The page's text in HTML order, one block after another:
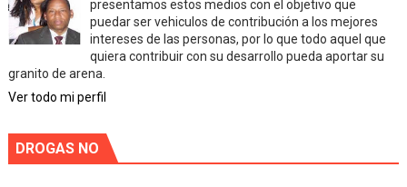
presentamos estos medios con el objetivo que
puedar ser vehiculos de contribución a los mejores
intereses de las personas, por lo que todo aquel que
quiera contribuir con su desarrollo pueda aportar su
granito de arena.
Ver todo mi perfil
DROGAS NO